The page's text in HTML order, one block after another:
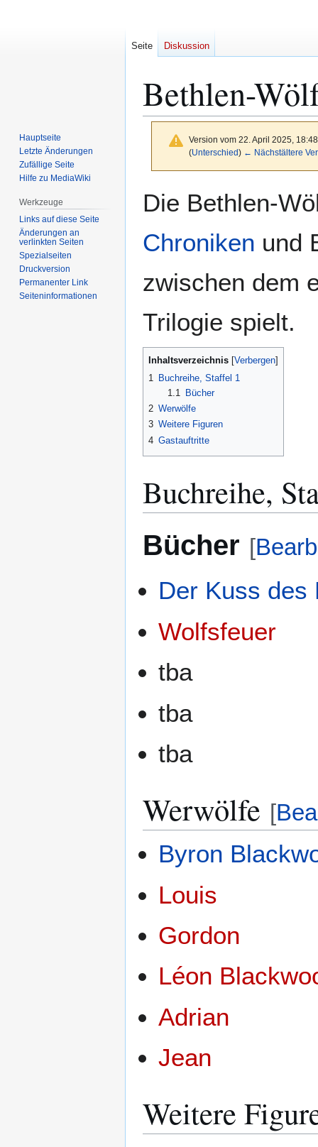
Bethlen-
Version vom 22. April 2025,
(Unterschied) ← Nächstältere
Navigation
Suche
Die Bethlen-
Chroniken und
zwischen dem
Trilogie spielt.
Inhaltsverzeichnis
1
Buchreihe, Staffel 1
1.1
Bücher
2 Werwölfe
3 Weitere Figuren
4 Gastauftritte
Buchreihe,
Bücher [
Der Kuss des
Wolfsfeuer
tba
tba
tba
Werwölfe [
Byron
Louis
Gordon
Léon
Adrian
Jean
Weitere
Seite Diskussion
Hauptseite
Letzte Änderungen
Zufällige Seite
Hilfe zu MediaWiki
Werkzeuge
Links auf diese Seite
Änderungen an
verlinkten Seiten
Spezialseiten
Druckversion
Permanenter Link
Seiten­­informationen